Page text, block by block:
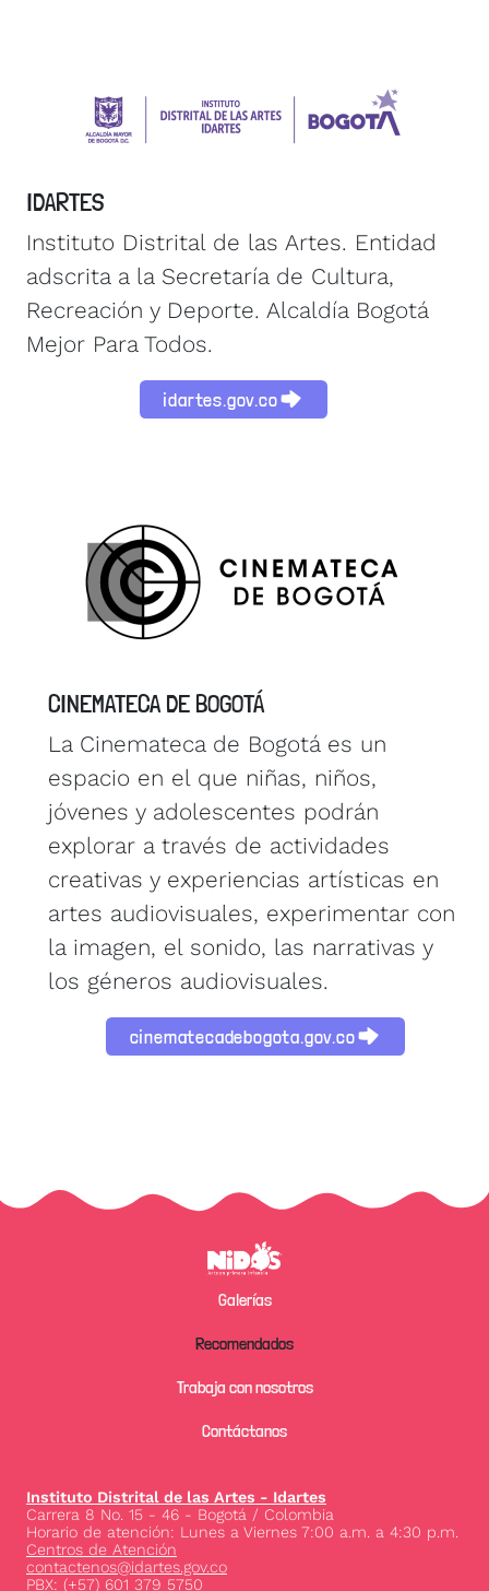
IDARTES
Instituto Distrital de las Artes. Entidad
adscrita a la Secretaría de Cultura,
Recreación y Deporte. Alcaldía Bogotá
Mejor Para Todos.
idartes.gov.co
CINEMATECA DE BOGOTÁ
La Cinemateca de Bogotá es un
espacio en el que niñas, niños,
jóvenes y adolescentes podrán
explorar a través de actividades
creativas y experiencias artísticas en
artes audiovisuales, experimentar con
la imagen, el sonido, las narrativas y
los géneros audiovisuales.
cinematecadebogota.gov.co
Pie de página
Galerías
Recomendados
Trabaja con nosotros
Contáctanos
Instituto Distrital de las Artes - Idartes
Carrera 8 No. 15 - 46 - Bogotá / Colombia
Horario de atención: Lunes a Viernes 7:00 a.m. a 4:30 p.m.
Centros de Atención
contactenos@idartes.gov.co
PBX: (+57) 601 379 5750